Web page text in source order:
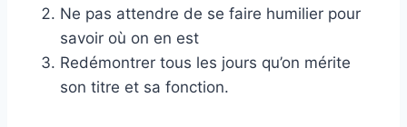
Ne pas attendre de se faire humilier pour
savoir où on en est
Redémontrer tous les jours qu’on mérite
son titre et sa fonction.